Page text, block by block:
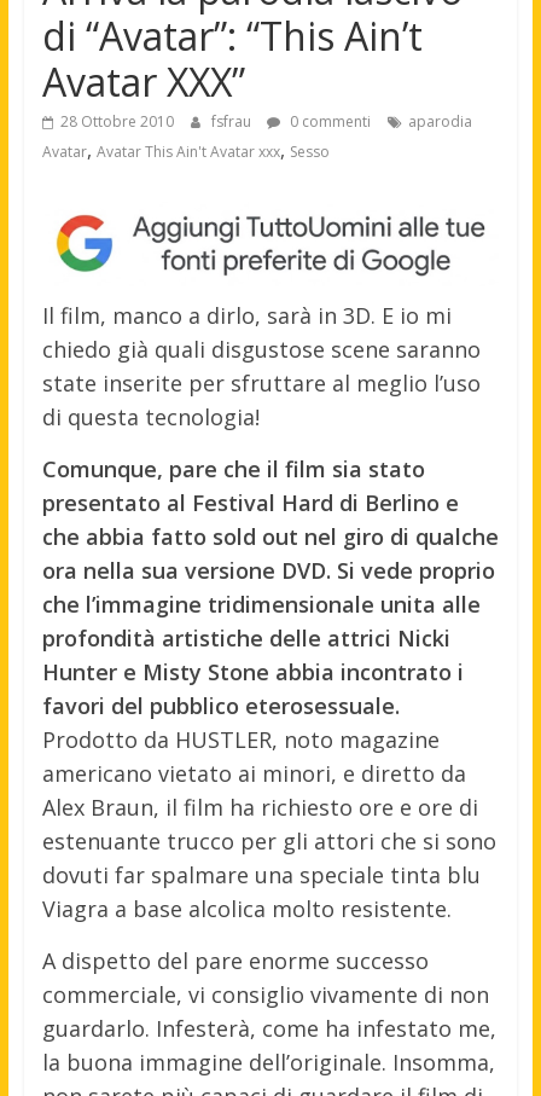
di “Avatar”: “This Ain’t
Avatar XXX”
28 Ottobre 2010 fsfrau 0 commenti
aparodia
Avatar, Avatar This Ain't Avatar xxx, Sesso
Il film, manco a dirlo, sarà in 3D. E io mi
chiedo già quali disgustose scene saranno
state inserite per sfruttare al meglio l’uso
di questa tecnologia!
Comunque, pare che il film sia stato
presentato al Festival Hard di Berlino e
che abbia fatto sold out nel giro di qualche
ora nella sua versione DVD. Si vede proprio
che l’immagine tridimensionale unita alle
profondità artistiche delle attrici Nicki
Hunter e Misty Stone abbia incontrato i
favori del pubblico eterosessuale.
Prodotto da HUSTLER, noto magazine
americano vietato ai minori, e diretto da
Alex Braun, il film ha richiesto ore e ore di
estenuante trucco per gli attori che si sono
dovuti far spalmare una speciale tinta blu
Viagra a base alcolica molto resistente.
A dispetto del pare enorme successo
commerciale, vi consiglio vivamente di non
guardarlo. Infesterà, come ha infestato me,
la buona immagine dell’originale. Insomma,